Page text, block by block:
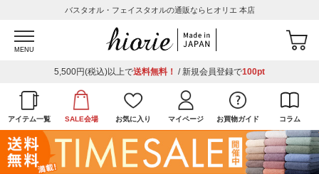
バスタオル・フェイスタオルの通販ならヒオリエ 本店
MENU
5,500円(税込)以上で送料無料！ / 新規会員登録で100pt
アイテム一覧 SALE会場 お気に入り マイページ お買物ガイド コラム